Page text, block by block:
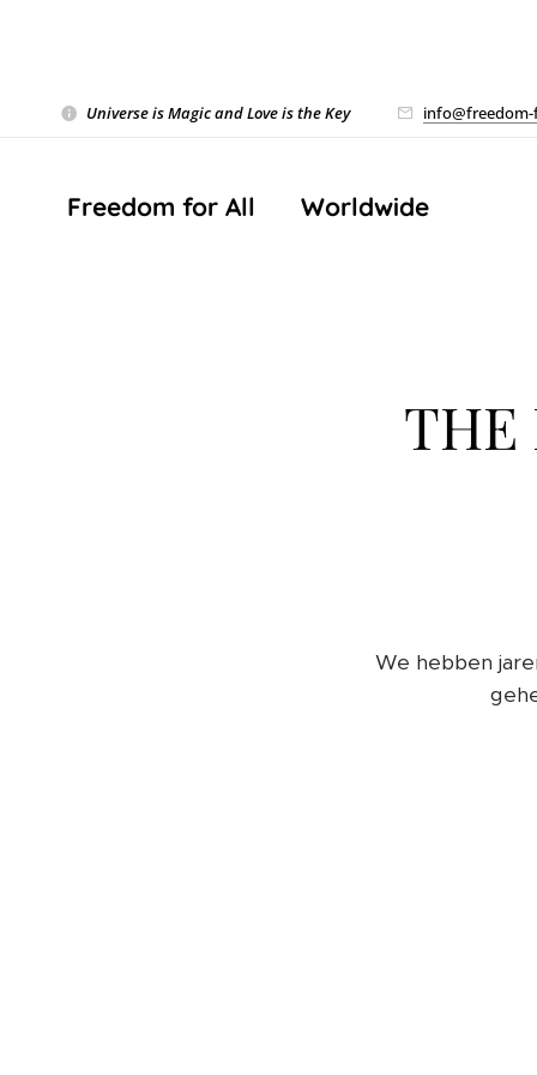
Universe is Magic and Love is the Key❤️
Freedom for All ❤️ Worldwide
THE
We hebben